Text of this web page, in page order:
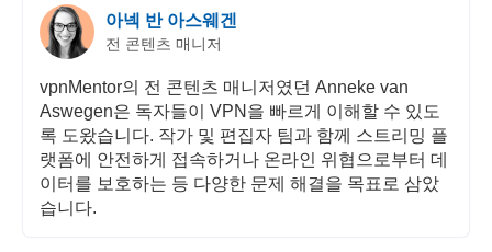
아넥 반 아스웨겐
전 콘텐츠 매니저
vpnMentor의 전 콘텐츠 매니저였던 Anneke van
Aswegen은 독자들이 VPN을 빠르게 이해할 수 있도
록 도왔습니다. 작가 및 편집자 팀과 함께 스트리밍 플
랫폼에 안전하게 접속하거나 온라인 위협으로부터 데
이터를 보호하는 등 다양한 문제 해결을 목표로 삼았
습니다.